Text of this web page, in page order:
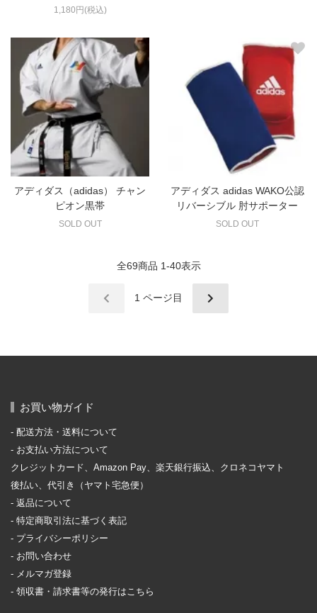
1,180円(税込)
アディダス（adidas） チャン
ピオン黒帯
SOLD OUT
アディダス adidas WAKO公認
リバーシブル 肘サポーター
SOLD OUT
全69商品 1-40表示
1 ページ目
お買い物ガイド
配送方法・送料について
お支払い方法について
クレジットカード、Amazon Pay、楽天銀行振込、クロネコヤマト
後払い、代引き（ヤマト宅急便）
返品について
特定商取引法に基づく表記
プライバシーポリシー
お問い合わせ
メルマガ登録
領収書・請求書等の発行はこちら